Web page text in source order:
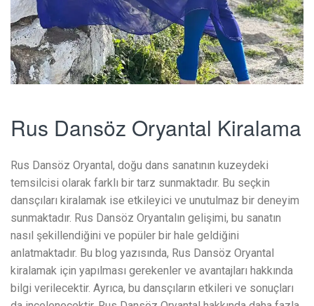
Rus Dansöz Oryantal Kiralama
Rus Dansöz Oryantal, doğu dans sanatının kuzeydeki
temsilcisi olarak farklı bir tarz sunmaktadır. Bu seçkin
dansçıları kiralamak ise etkileyici ve unutulmaz bir deneyim
sunmaktadır. Rus Dansöz Oryantalın gelişimi, bu sanatın
nasıl şekillendiğini ve popüler bir hale geldiğini
anlatmaktadır. Bu blog yazısında, Rus Dansöz Oryantal
kiralamak için yapılması gerekenler ve avantajları hakkında
bilgi verilecektir. Ayrıca, bu dansçıların etkileri ve sonuçları